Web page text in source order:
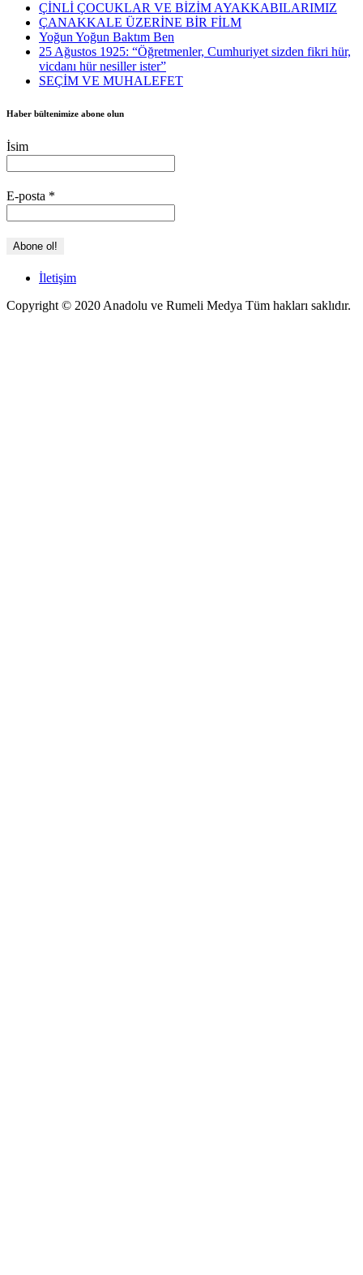
ÇİNLİ ÇOCUKLAR VE BİZİM AYAKKABILARIMIZ
ÇANAKKALE ÜZERİNE BİR FİLM
Yoğun Yoğun Baktım Ben
25 Ağustos 1925: “Öğretmenler, Cumhuriyet sizden fikri hür,
vicdanı hür nesiller ister”
SEÇİM VE MUHALEFET
Haber bültenimize abone olun
İsim
E-posta *
İletişim
Copyright © 2020 Anadolu ve Rumeli Medya Tüm hakları saklıdır.